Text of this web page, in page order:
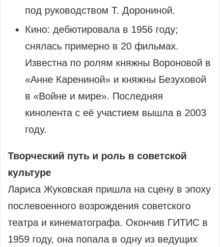
под руководством Т. Дорониной.
Кино: дебютировала в 1956 году;
снялась примерно в 20 фильмах.
Известна по ролям княжны Вороновой в
«Анне Карениной» и княжны Безуховой
в «Войне и мире». Последняя
кинолента с её участием вышла в 2003
году.
Творческий путь и роль в советской
культуре
Лариса Жуковская пришла на сцену в эпоху
послевоенного возрождения советского
театра и кинематографа. Окончив ГИТИС в
1959 году, она попала в одну из ведущих